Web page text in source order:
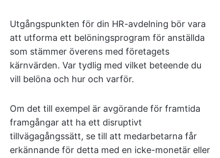
Utgångspunkten för din HR-avdelning bör vara
att utforma ett belöningsprogram för anställda
som stämmer överens med företagets
kärnvärden. Var tydlig med vilket beteende du
vill belöna och hur och varför.
Om det till exempel är avgörande för framtida
framgångar att ha ett disruptivt
tillvägagångssätt, se till att medarbetarna får
erkännande för detta med en icke-monetär eller